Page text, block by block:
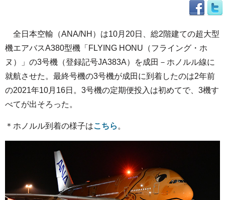
全日本空輸（ANA/NH）は10月20日、総2階建ての超大型
機エアバスA380型機「FLYING HONU（フライング・ホ
ヌ）」の3号機（登録記号JA383A）を成田－ホノルル線に
就航させた。最終号機の3号機が成田に到着したのは2年前
の2021年10月16日。3号機の定期便投入は初めてで、3機す
べてが出そろった。
＊ホノルル到着の様子はこちら 。